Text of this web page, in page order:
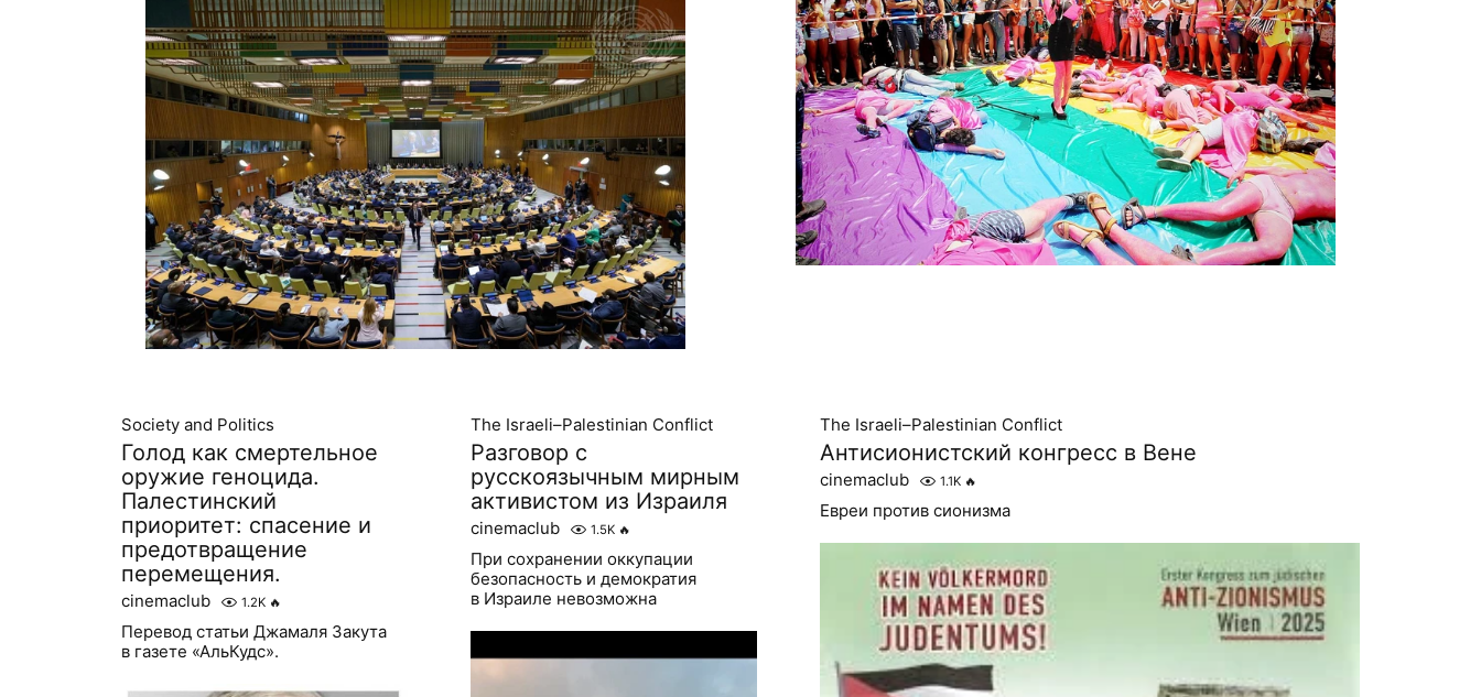
Society and Politics
Голод как смертельное
оружие геноцида.
Палестинский
приоритет: спасение и
предотвращение
перемещения.
cinemaclub 1.2K 🔥
Перевод статьи Джамаля Закута
в газете «АльКудс».
The Israeli–Palestinian Conflict
Разговор с
русскоязычным мирным
активистом из Израиля
cinemaclub 1.5K 🔥
При сохранении оккупации
безопасность и демократия
в Израиле невозможна
The Israeli–Palestinian Conflict
Антисионистский конгресс в Вене
cinemaclub 1.1K 🔥
Евреи против сионизма